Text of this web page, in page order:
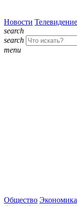
Новости Телевидение
search
search
menu
Общество Экономика